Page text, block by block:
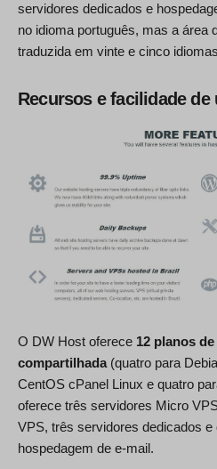
servidores dedicados e
no idioma português, mas a área
traduzida em vinte e cinco
Recursos e facilidade de
O DW Host oferece 12 planos
compartilhada(quatro para
CentOS cPanel Linux e quatro
oferece três servidores Micro
VPS, três servidores dedicados e
hospedagem de e-mail.